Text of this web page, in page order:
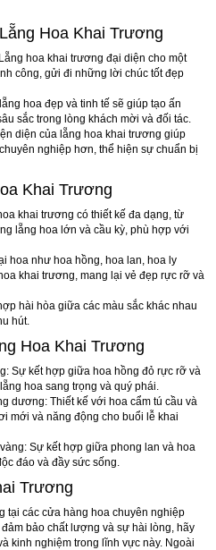
Hoa Khai Trương
hoa khai trương đại diện cho một
công, gửi đi những lời chúc tốt đẹp
hoa đẹp và tinh tế sẽ giúp tạo ấn
sắc trong lòng khách mời và đối tác.
diện của lẵng hoa khai trương giúp
nghiệp hơn, thể hiện sự chuẩn bị
Khai Trương
khai trương có thiết kế đa dạng, từ
lẵng hoa lớn và cầu kỳ, phù hợp với
hoa như hoa hồng, hoa lan, hoa ly
khai trương, mang lại vẻ đẹp rực rỡ và
hài hòa giữa các màu sắc khác nhau
hút.
Hoa Khai Trương
: Sự kết hợp giữa hoa hồng đỏ rực rỡ và
hoa sang trọng và quý phái.
dương: Thiết kế với hoa cẩm tú cầu và
mới và năng động cho buổi lễ khai
: Sự kết hợp giữa phong lan và hoa
đáo và đầy sức sống.
Trương
tại các cửa hàng hoa chuyên nghiệp
bảo chất lượng và sự hài lòng, hãy
kinh nghiệm trong lĩnh vực này. Ngoài